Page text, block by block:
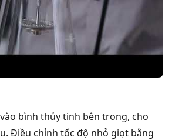
bình thủy tinh bên trong, cho
Điều chỉnh tốc độ nhỏ giọt bằng